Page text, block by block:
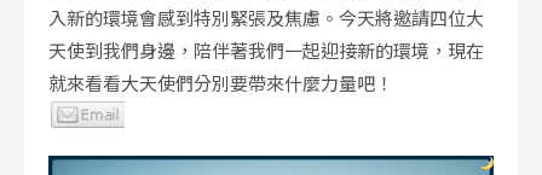
入新的環境會感到特別緊張及焦慮。今天將邀請四位大
天使到我們身邊，陪伴著我們一起迎接新的環境，現在
就來看看大天使們分別要帶來什麼力量吧！